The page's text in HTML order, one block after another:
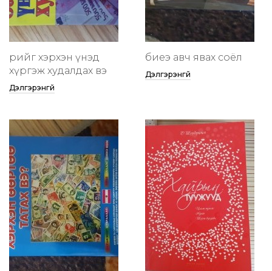
өөрийгөө хэрхэн үнэд
хүргэж худалдах вэ
Дэлгэрэнгүй
биеэ авч явах соёл
Дэлгэрэнгүй